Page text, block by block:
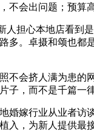
会出问题；预算
人担心本地店看
多。卓摄和颂也
不会挤人满为患
子，而不是千篇一
婚嫁行业从业者
入，为新人提供最